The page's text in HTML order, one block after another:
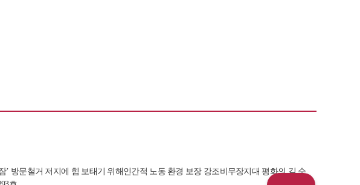
방문철거 저지에 힘 보태기 위해인간적 노동 환경 보장 강조비무장지대 평화의 길 순